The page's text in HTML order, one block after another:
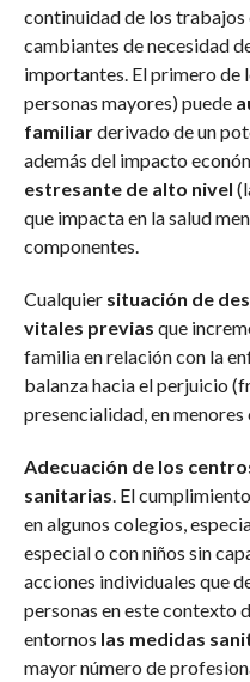
continuidad de los trabajos
cambiantes de necesidad
importantes. El primero de
personas mayores) puede
familiarderivado de un
además del impacto
estresante de alto nivel
que impacta en la salud
componentes.
Cualquier situación de
vitales previas que
familia en relación con la
balanza hacia el perjuicio
presencialidad, en menores
Adecuación de los
sanitarias . El
en algunos colegios,
especial o con niños sin
acciones individuales que
personas en este contexto
entornos las medidas
mayor número de